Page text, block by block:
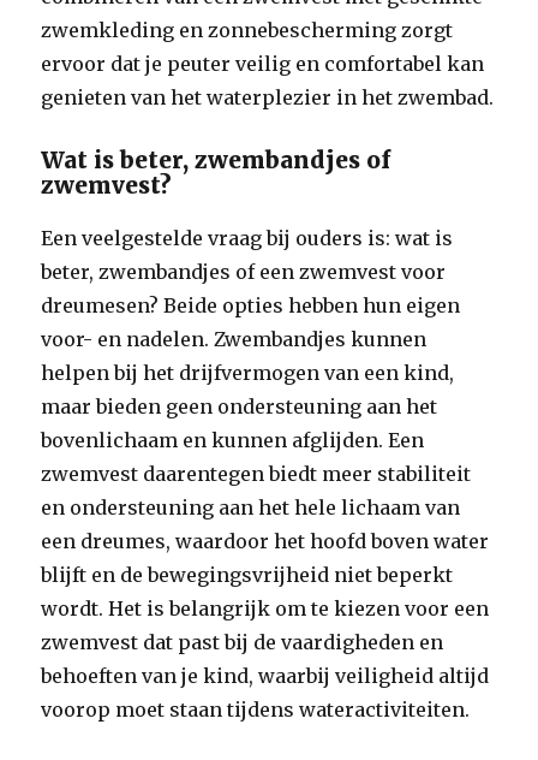
zwemkleding en zonnebescherming zorgt
ervoor dat je peuter veilig en comfortabel kan
genieten van het waterplezier in het zwembad.
Wat is beter, zwembandjes of
zwemvest?
Een veelgestelde vraag bij ouders is: wat is
beter, zwembandjes of een zwemvest voor
dreumesen? Beide opties hebben hun eigen
voor- en nadelen. Zwembandjes kunnen
helpen bij het drijfvermogen van een kind,
maar bieden geen ondersteuning aan het
bovenlichaam en kunnen afglijden. Een
zwemvest daarentegen biedt meer stabiliteit
en ondersteuning aan het hele lichaam van
een dreumes, waardoor het hoofd boven water
blijft en de bewegingsvrijheid niet beperkt
wordt. Het is belangrijk om te kiezen voor een
zwemvest dat past bij de vaardigheden en
behoeften van je kind, waarbij veiligheid altijd
voorop moet staan tijdens wateractiviteiten.